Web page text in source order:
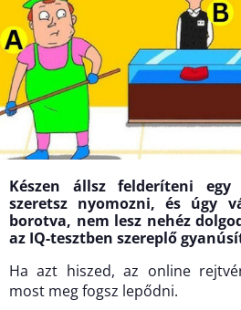
Készen állsz felderíteni egy
szeretsz nyomozni, és úgy
borotva, nem lesz nehéz
az IQ-tesztben szereplő
Ha azt hiszed, az online
most meg fogsz lepődni.